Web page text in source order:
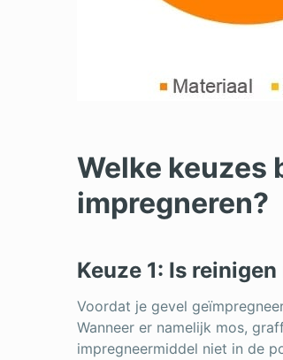
Welke keuzes
impregneren?
Keuze 1: Is
Voordat je gevel
Wanneer er namelijk mos,
impregneermiddel niet in de